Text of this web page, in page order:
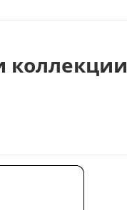
коллекции